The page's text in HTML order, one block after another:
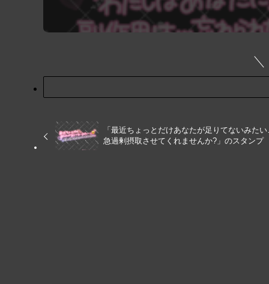
「最近ちょっとだけあなたが足りてないみた
急過剰摂取させてくれませんか?」のスタンプ